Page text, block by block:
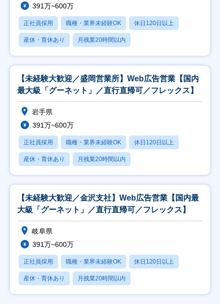
391万~600万
正社員採用 職種・業界未経験OK 休日120日以上
産休・育休あり 月残業20時間以内
【未経験大歓迎／盛岡営業所】Web広告営業【国内
最大級「グーネット」／直行直帰可／フレックス】
岩手県
391万~600万
正社員採用 職種・業界未経験OK 休日120日以上
産休・育休あり 月残業20時間以内
【未経験大歓迎／金沢支社】Web広告営業【国内最
大級「グーネット」／直行直帰可／フレックス】
岐阜県
391万~600万
正社員採用 職種・業界未経験OK 休日120日以上
産休・育休あり 月残業20時間以内